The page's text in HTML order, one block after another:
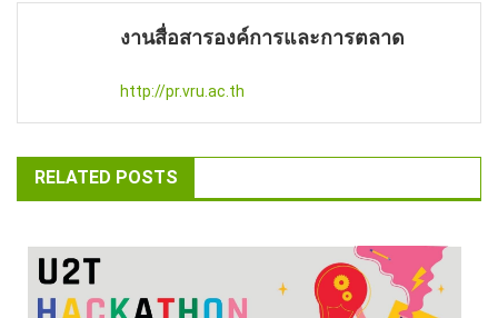
งานสื่อสารองค์การและการตลาด
http://pr.vru.ac.th
RELATED POSTS